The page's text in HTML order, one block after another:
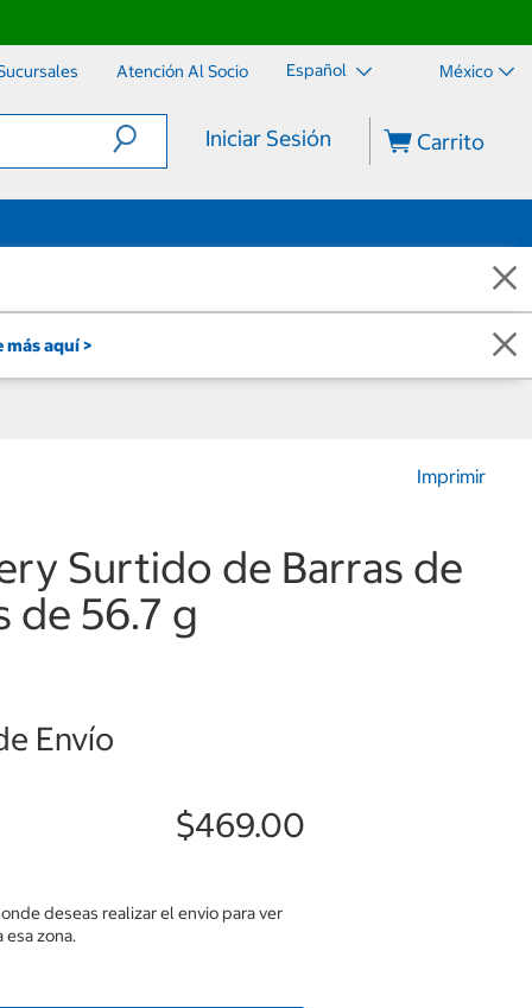
Atención Al Socio Español México
Iniciar Sesión Carrito
más aquí >
Imprimir
Surtido de Barras de
de 56.7 g
Envío
$469.00
deseas realizar el envio para ver
zona.